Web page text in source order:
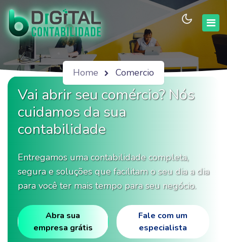
Home Comercio
Vai abrir seu comércio? Nós
cuidamos da sua
contabilidade
Entregamos uma contabilidade completa,
segura e soluções que facilitam o seu dia a dia
para você ter mais tempo para seu negócio.
Abra sua
empresa grátis
Fale com um
especialista